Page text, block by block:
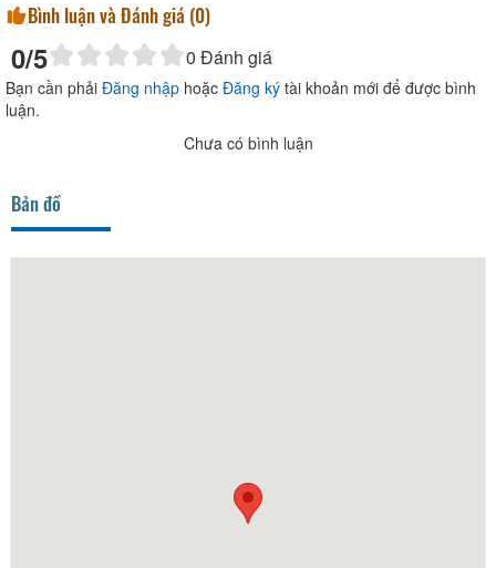
Bình luận và Đánh giá (0)
0/5 0 Đánh giá
Bạn cần phải Đăng nhập hoặc Đăng ký tài khoản mới để được bình
luận.
Chưa có bình luận
Bản đồ